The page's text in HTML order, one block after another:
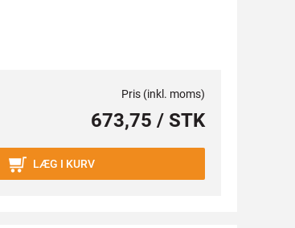
Pris (inkl. moms)
673,75 / STK
LÆG I KURV